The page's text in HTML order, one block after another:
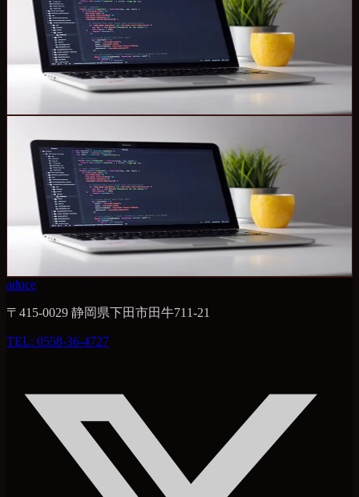
プログラミングスクール「CODESTELLA」のサイトにブロ
グ機能を追加しました。プログラミング学習や習いごと、
教育に関する情報を発信していきます。
プログラミングスクール「CODESTELLA」を開
校しました
未経験からプロのエンジニアを目指せるプログラミングス
クール「CODESTELLA」の提供を開始しました。
プログラミングスクール
aduce
〒415-0029 静岡県下田市田牛711-21
TEL: 0558-36-4727